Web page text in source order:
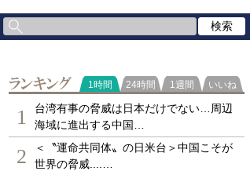
ランキング
1時間 24時間 1週間 いいね
1
台湾有事の脅威は日本だけでない…周辺
海域に進出する中国…
2
＜〝運命共同体〟の日米台＞中国こそが
世界の脅威....…